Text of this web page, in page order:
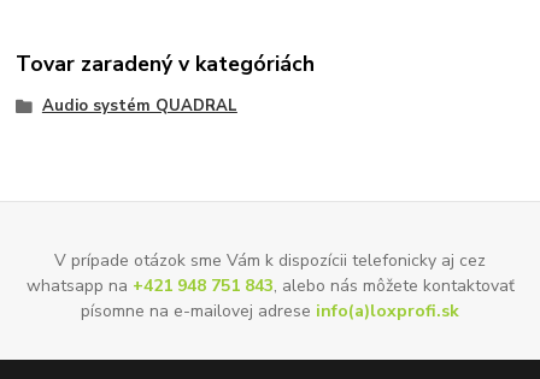
Tovar zaradený v kategóriách
Audio systém QUADRAL
V prípade otázok sme Vám k dispozícii telefonicky aj cez
whatsapp na +421 948 751 843, alebo nás môžete kontaktovať
písomne na e-mailovej adrese info(a)loxprofi.sk